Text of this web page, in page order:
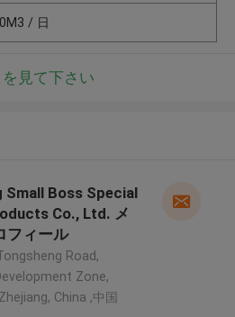
/ 日
見て下さい
Small Boss Special
Co., Ltd. メ
フィール
Road,
Zone,
China ,中国